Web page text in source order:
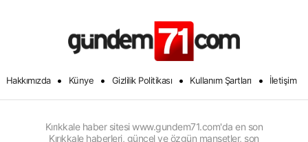
Hakkımızda • Künye • Gizlilik Politikası • Kullanım Şartları • İletişim
Kırıkkale haber sitesi www.gundem71.com'da en son
Kırıkkale haberleri, güncel ve özgün manşetler, son